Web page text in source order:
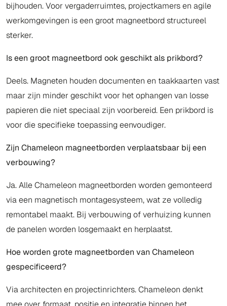
bijhouden. Voor vergaderruimtes, projectkamers en agile
werkomgevingen is een groot magneetbord structureel
sterker.
Is een groot magneetbord ook geschikt als prikbord?
Deels. Magneten houden documenten en taakkaarten vast
maar zijn minder geschikt voor het ophangen van losse
papieren die niet speciaal zijn voorbereid. Een prikbord is
voor die specifieke toepassing eenvoudiger.
Zijn Chameleon magneetborden verplaatsbaar bij een
verbouwing?
Ja. Alle Chameleon magneetborden worden gemonteerd
via een magnetisch montagesysteem, wat ze volledig
remontabel maakt. Bij verbouwing of verhuizing kunnen
de panelen worden losgemaakt en herplaatst.
Hoe worden grote magneetborden van Chameleon
gespecificeerd?
Via architecten en projectinrichters. Chameleon denkt